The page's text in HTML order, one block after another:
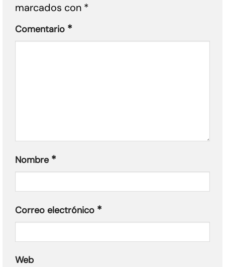
marcados con *
Comentario *
Nombre *
Correo electrónico *
Web